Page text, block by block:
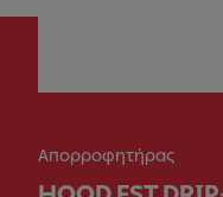
Απορροφητήρας